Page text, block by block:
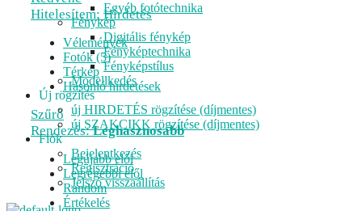
Egyéb fotótechnika
Fénykép
Digitális fénykép
Fényképtechnika
Fényképstílus
Modellkedés
Új rögzítés
új HIRDETÉS rögzítése (díjmentes)
új SZAKCIKK rögzítése (díjmentes)
Fiók
Bejelentkezés
Regisztráció
Jelszó visszaállítás
Hitelesítem: Hirdetés
Vélemények
Fotók (5)
Térkép
Hasonló hirdetések
Szűrő
Rendezés:Leghasznosabb
Legújabb elől
Legrégebbi elől
Random
Értékelés